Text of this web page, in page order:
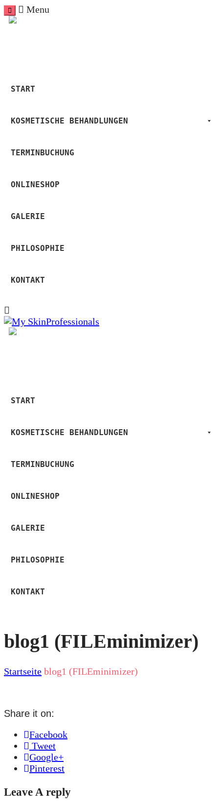
Menu
START
KOSMETISCHE BEHANDLUNGEN
TERMINBUCHUNG
ONLINESHOP
GALERIE
PHILOSOPHIE
KONTAKT
START
KOSMETISCHE BEHANDLUNGEN
TERMINBUCHUNG
ONLINESHOP
GALERIE
PHILOSOPHIE
KONTAKT
blog1 (FILEminimizer)
Startseite blog1 (FILEminimizer)
Share it on:
Facebook
Tweet
Google+
Pinterest
Leave A reply